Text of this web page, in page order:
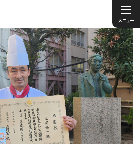
メニュー